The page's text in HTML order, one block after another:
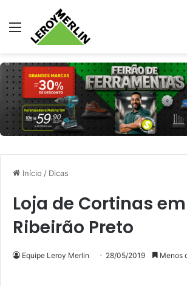
Menu
Início / Dicas
Loja de Cortinas em
Ribeirão Preto
Equipe Leroy Merlin 28/05/2019 Menos